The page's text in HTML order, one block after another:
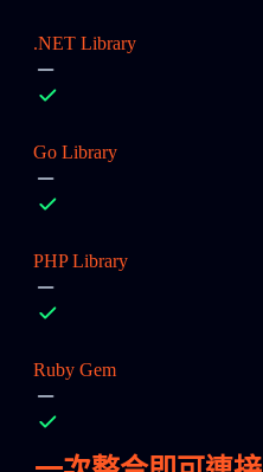
.NET Library
Go Library
PHP Library
Ruby Gem